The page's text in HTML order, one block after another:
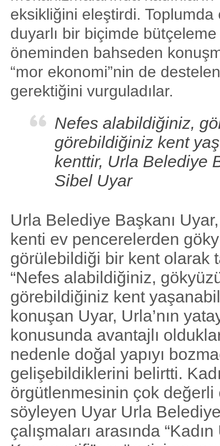
eksikliğini eleştirdi. Toplumda
duyarlı bir biçimde bütçeleme
öneminden bahseden
“mor ekonomi”nin de
gerektiğini vurguladılar.
Nefes alabildiğiniz,
görebildiğiniz kent
kenttir, Urla Belediye
Sibel Uyar
Urla Belediye Başkanı
kenti ev pencerelerden
görülebildiği bir kent olarak
“Nefes alabildiğiniz,
görebildiğiniz kent
konuşan Uyar, Urla’nın
konusunda avantajlı
nedenle doğal yapıyı
gelişebildiklerini belirtti.
örgütlenmesinin çok değerli
söyleyen Uyar Urla
çalışmaları arasında